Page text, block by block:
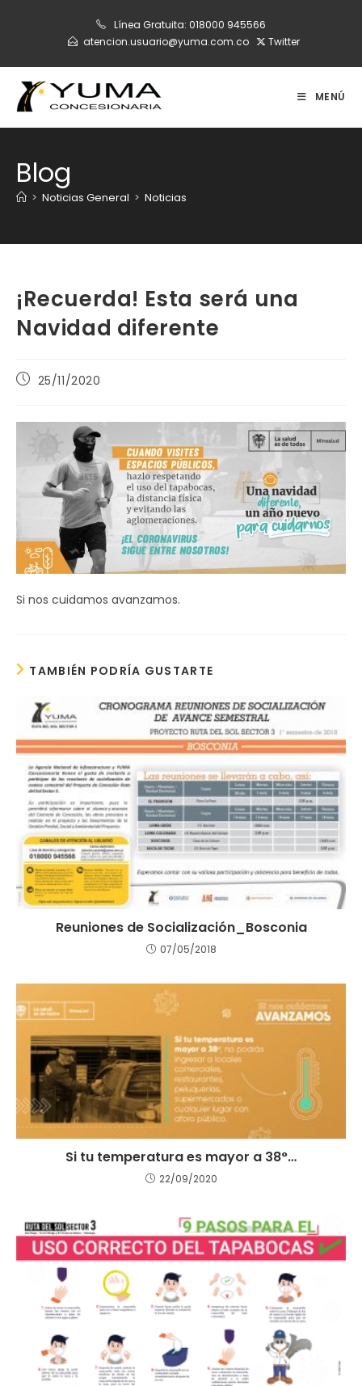
Línea Gratuita: 018000 945566
atencion.usuario@yuma.com.co
Twitter
MENÚ
Blog
> Noticias General > Noticias
¡Recuerda! Esta será una
Navidad diferente
Publicación
entrada:
25/11/2020
Si nos cuidamos avanzamos.
TAMBIÉN PODRÍA GUSTARTE
Reuniones de Socialización_Bosconia
07/05/2018
Si tu temperatura es mayor a 38°…
22/09/2020